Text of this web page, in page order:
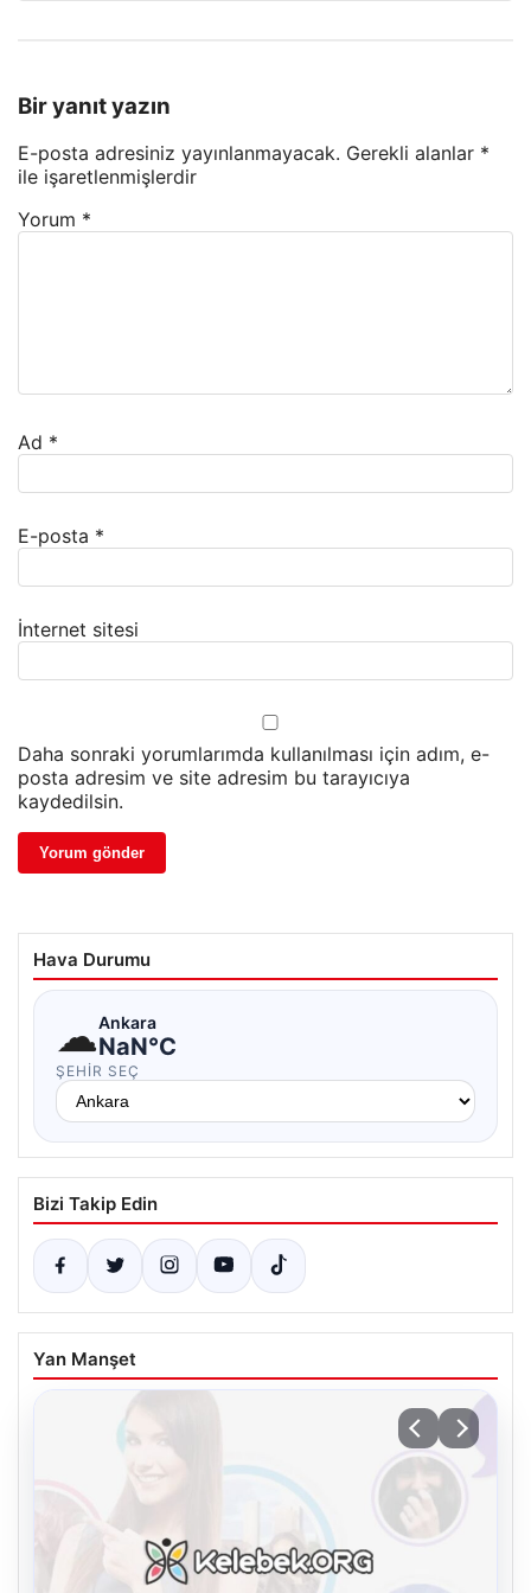
Bir yanıt yazın
E-posta adresiniz yayınlanmayacak. Gerekli alanlar *
ile işaretlenmişlerdir
Yorum *
Ad *
E-posta *
İnternet sitesi
Daha sonraki yorumlarımda kullanılması için adım, e-
posta adresim ve site adresim bu tarayıcıya
kaydedilsin.
Hava Durumu
☁Ankara
NaN°C
ŞEHIR SEÇ
Bizi Takip Edin
Yan Manşet